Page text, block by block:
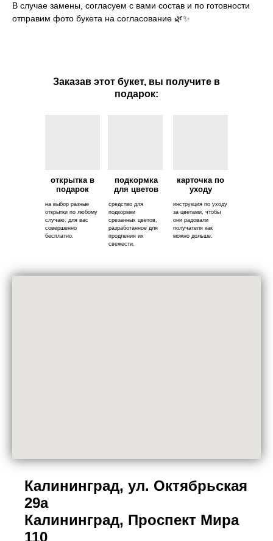
В случае замены, согласуем с вами состав и по готовности
отправим фото букета на согласование 🌿✨
на выбор разные
открытки по любому
случаю. для вас
совершенно
бесплатно.
подкормка
для цветов
средство для
подкормки
срезанных цветов,
разработанное для
продления их
свежести.
инструкция по уходу
за цветами, чтобы
они радовали
получателя как
можно дольше.
карточка по
уходу
Заказав этот букет, вы получите в
подарок:
открытка в
подарок
Калининград, ул. Октябрьская
29а
Калининград, Проспект Мира
110